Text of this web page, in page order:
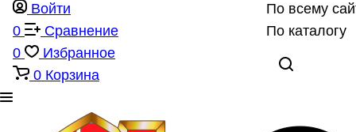
По всему
По каталогу
Войти
0
Сравнение
0
Избранное
0 Корзина